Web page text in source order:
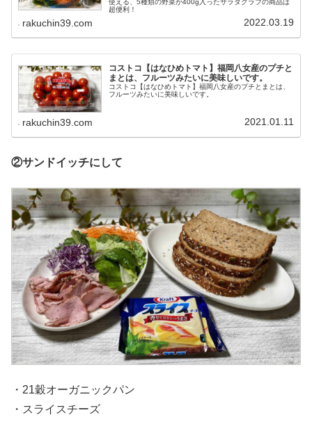
使える、5種類の野菜が400g入ったサラダクラブの商品は
超便利！
rakuchin39.com 2022.03.19
コストコ【はなひめトマト】福岡八女産のプチと
まとは、フルーツみたいに美味しいです。
コストコ【はなひめトマト】福岡八女産のプチとまとは、
フルーツみたいに美味しいです。
rakuchin39.com 2021.01.11
②サンドイッチにして
・21穀オーガニックパン
・スライスチーズ